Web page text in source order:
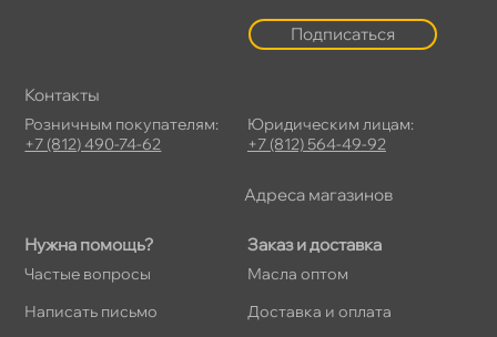
Нужна помощь?
Частые вопросы
Написать письмо
Заказ и доставка
Масла оптом
Доставка и оплата
Подписаться
Контакты
Розничным покупателям:
+7 (812) 490-74-62
Юридическим лицам:
+7 (812) 564-49-92
Адреса магазино